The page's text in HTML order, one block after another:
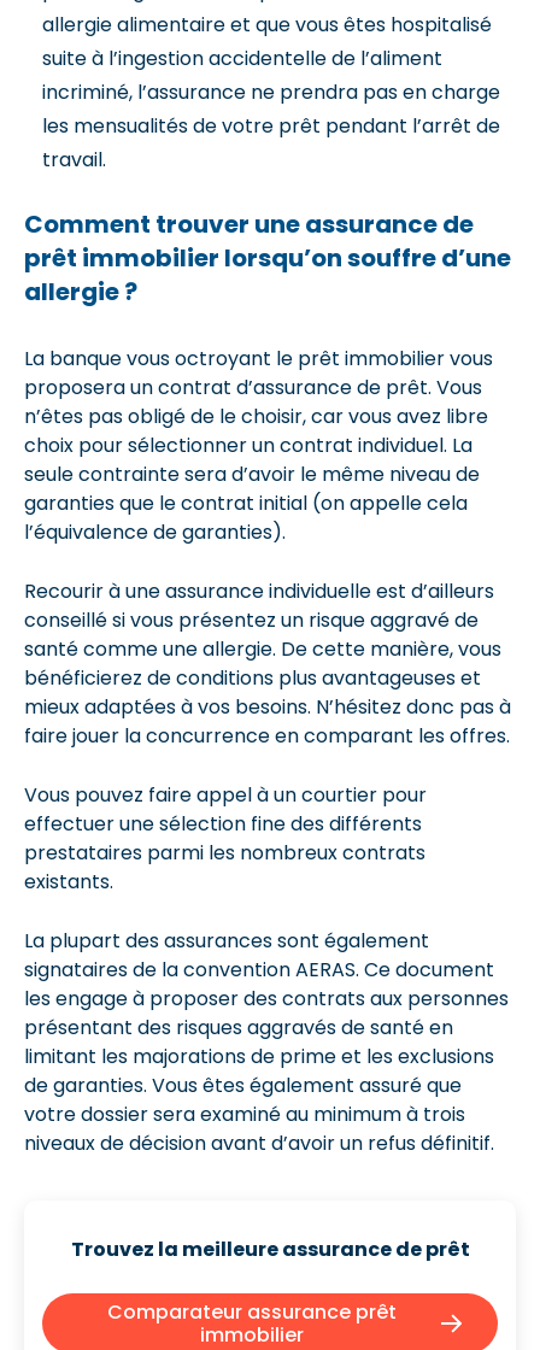
allergie alimentaire et que vous êtes hospitalisé
suite à l’ingestion accidentelle de l’aliment
incriminé, l’assurance ne prendra pas en charge
les mensualités de votre prêt pendant l’arrêt de
travail.
Comment trouver une assurance de
prêt immobilier lorsqu’on souffre d’une
allergie ?
La banque vous octroyant le prêt immobilier vous
proposera un contrat d’assurance de prêt. Vous
n’êtes pas obligé de le choisir, car vous avez libre
choix pour sélectionner un contrat individuel. La
seule contrainte sera d’avoir le même niveau de
garanties que le contrat initial (on appelle cela
l’équivalence de garanties).
Recourir à une assurance individuelle est d’ailleurs
conseillé si vous présentez un risque aggravé de
santé comme une allergie. De cette manière, vous
bénéficierez de conditions plus avantageuses et
mieux adaptées à vos besoins. N’hésitez donc pas à
faire jouer la concurrence en comparant les offres.
Vous pouvez faire appel à un courtier pour
effectuer une sélection fine des différents
prestataires parmi les nombreux contrats
existants.
La plupart des assurances sont également
signataires de la convention AERAS. Ce document
les engage à proposer des contrats aux personnes
présentant des risques aggravés de santé en
limitant les majorations de prime et les exclusions
de garanties. Vous êtes également assuré que
votre dossier sera examiné au minimum à trois
niveaux de décision avant d’avoir un refus définitif.
Trouvez la meilleure assurance de prêt
Comparateur assurance prêt
immobilier